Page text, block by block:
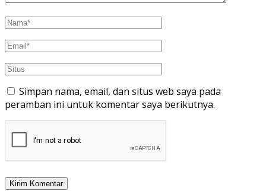
Simpan nama, email, dan situs web saya pada
peramban ini untuk komentar saya berikutnya.